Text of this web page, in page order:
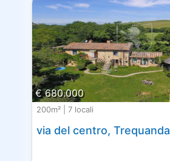
€ 680.000
200m² | 7 locali
via del centro, Trequanda